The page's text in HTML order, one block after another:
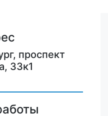
проспект
33к1